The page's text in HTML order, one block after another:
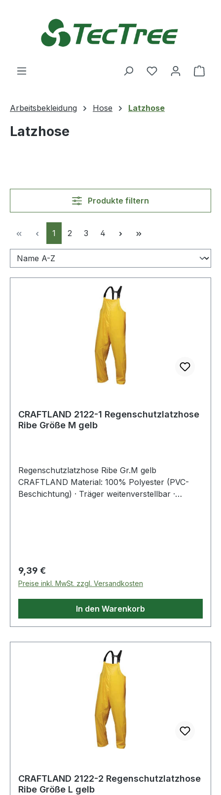
Du hast 0
Arbeitsbekleidung Hose Latzhose
Latzhose
Produkte filtern
Seite
1 Seite
2 Seite
3 Seite
4
CRAFTLAND 2122-1 Regenschutzlatzhose
Ribe Größe M gelb
Regenschutzlatzhose Ribe Gr.M gelb
CRAFTLAND Material: 100% Polyester (PVC-
Beschichtung) · Träger weitenverstellbar ·
Regulärer Preis:
9,39 €
Preise inkl. MwSt. zzgl. Versandkosten
In den Warenkorb
CRAFTLAND 2122-2 Regenschutzlatzhose
Ribe Größe L gelb